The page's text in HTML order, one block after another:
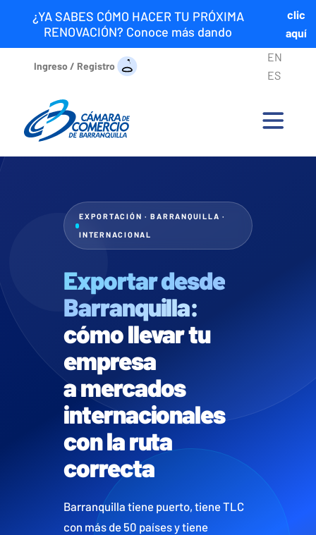
¿YA SABES CÓMO HACER TU PRÓXIMA
RENOVACIÓN? Conoce más dando
clic
aquí
Ingreso / Registro
EN
ES
EXPORTACIÓN · BARRANQUILLA ·
INTERNACIONAL
Exportar desde
Barranquilla:
cómo llevar tu
empresa
a mercados
internacionales
con la ruta
correcta
Barranquilla tiene puerto, tiene TLC
con más de 50 países y tiene